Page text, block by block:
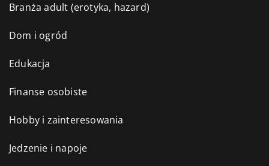
Branża adult (erotyka, hazard)
Dom i ogród
Edukacja
Finanse osobiste
Hobby i zainteresowania
Jedzenie i napoje